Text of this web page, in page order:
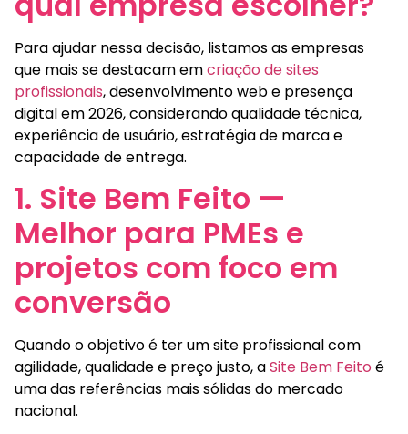
Para ajudar nessa decisão, listamos as empresas
que mais se destacam emcriação de sites
profissionais, desenvolvimento web e presença
digital em 2026, considerando qualidade técnica,
experiência de usuário, estratégia de marca e
capacidade de entrega.
1. Site Bem Feito —
Melhor para PMEs e
projetos com foco em
conversão
Quando o objetivo é ter um site profissional com
agilidade, qualidade e preço justo, aSite Bem Feito é
uma das referências mais sólidas do mercado
nacional.